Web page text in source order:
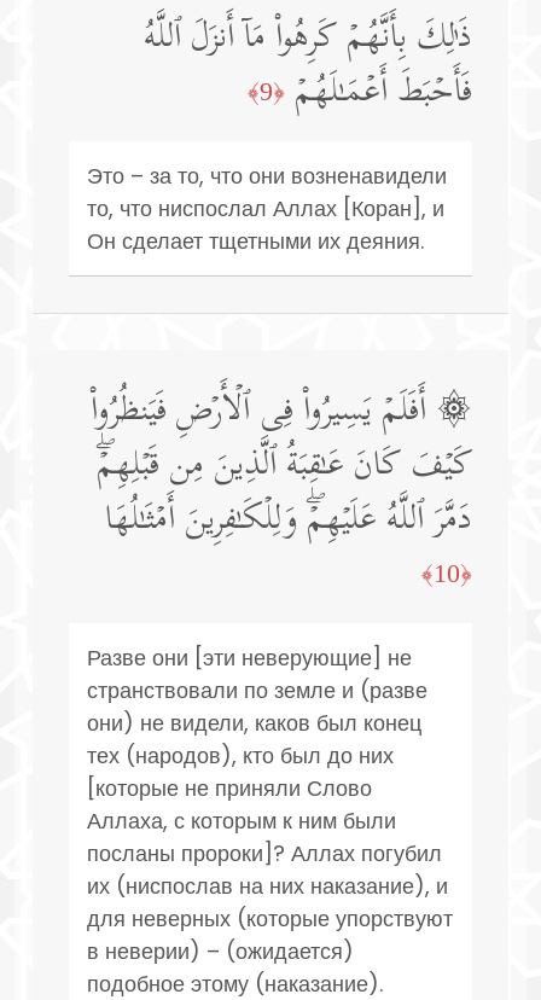
ذَ ٰ⁠لِكَ بِأَنَّهُمۡ كَرِهُوا۟ مَاۤ أَنزَلَ ٱللَّهُ
فَأَحۡبَطَ أَعۡمَـٰلَهُمۡ ﴿9﴾
Это – за то, что они возненавидели
то, что ниспослал Аллах [Коран], и
Он сделает тщетными их деяния.
۞ أَفَلَمۡ یَسِیرُوا۟ فِی ٱلۡأَرۡضِ فَیَنظُرُوا۟
كَیۡفَ كَانَ عَـٰقِبَةُ ٱلَّذِینَ مِن قَبۡلِهِمۡۖ
دَمَّرَ ٱللَّهُ عَلَیۡهِمۡۖ وَلِلۡكَـٰفِرِینَ أَمۡثَـٰلُهَا
﴿10﴾
Разве они [эти неверующие] не
странствовали по земле и (разве
они) не видели, каков был конец
тех (народов), кто был до них
[которые не приняли Слово
Аллаха, с которым к ним были
посланы пророки]? Аллах погубил
их (ниспослав на них наказание), и
для неверных (которые упорствуют
в неверии) – (ожидается)
подобное этому (наказание).